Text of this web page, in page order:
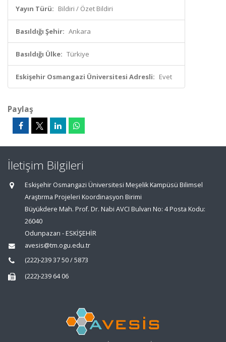
Yayın Türü: Bildiri / Özet Bildiri
Basıldığı Şehir: Ankara
Basıldığı Ülke: Türkiye
Eskişehir Osmangazi Üniversitesi Adresli: Evet
Paylaş
İletişim Bilgileri
Eskişehir Osmangazi Üniversitesi Meşelik Kampüsü Bilimsel
Araştırma Projeleri Koordinasyon Birimi
Büyükdere Mah. Prof. Dr. Nabi AVCI Bulvarı No: 4 Posta Kodu:
26040
Odunpazarı - ESKİŞEHİR
avesis@tm.ogu.edu.tr
(222)-239 37 50 / 5873
(222)-239 64 06